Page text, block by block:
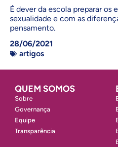
É dever da escola preparar os
sexualidade e com as
pensamento.
28/06/2021
artigos
QUEM SOMOS
Sobre
Governança
Equipe
Transparência